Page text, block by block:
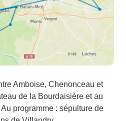
Amboise, Chenonceau et
de la Bourdaisière et au
programme : sépulture de